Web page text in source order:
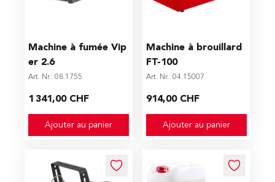
Machine à fumée Vip
er 2.6
Art. Nr.: 08.1755
1 341,00 CHF
Ajouter au panier
Machine à brouillard
FT-100
Art. Nr.: 04.15007
914,00 CHF
Ajouter au panier